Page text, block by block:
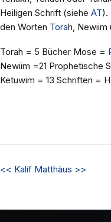
Heiligen Schrift (siehe AT).
den Worten Torah, Newiim
Torah = 5 Bücher Mose =
Newiim =21 Prophetische
Ketuwim = 13 Schriften =
<< Kalif Matthäus >>